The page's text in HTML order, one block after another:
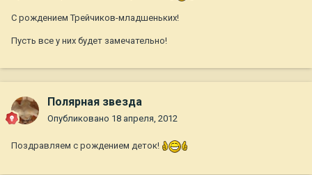
С рождением Трейчиков-младшеньких!
Пусть все у них будет замечательно!
Полярная звезда
Опубликовано 18 апреля, 2012
Поздравляем с рождением деток!